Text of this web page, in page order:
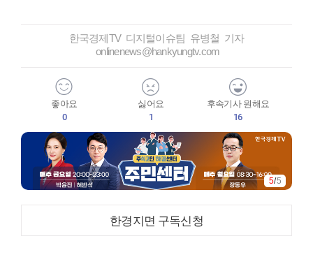
한국경제TV 디지털이슈팀 유병철 기자
onlinenews@hankyungtv.com
좋아요
0
싫어요
1
후속기사 원해요
16
5/5
한경지면 구독신청